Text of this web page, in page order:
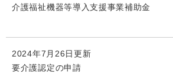
介護福祉機器等導入支援事業補助金
2024年7月26日更新
要介護認定の申請